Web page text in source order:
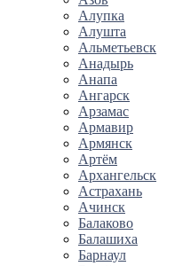
Алупка
Алушта
Альметьевск
Анадырь
Анапа
Ангарск
Арзамас
Армавир
Армянск
Артём
Архангельск
Астрахань
Ачинск
Балаково
Балашиха
Барнаул